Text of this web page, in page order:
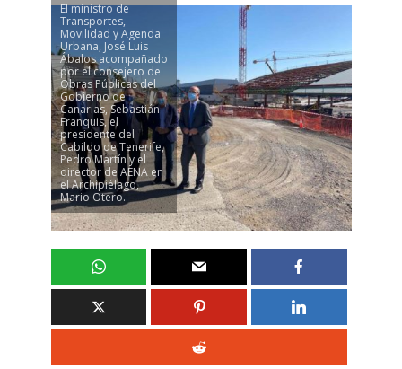
El ministro de
Transportes,
Movilidad y Agenda
Urbana, José Luis
Ábalos acompañado
por el consejero de
Obras Públicas del
Gobierno de
Canarias, Sebastián
Franquis, el
presidente del
Cabildo de Tenerife,
Pedro Martín y el
director de AENA en
el Archipiélago,
Mario Otero.